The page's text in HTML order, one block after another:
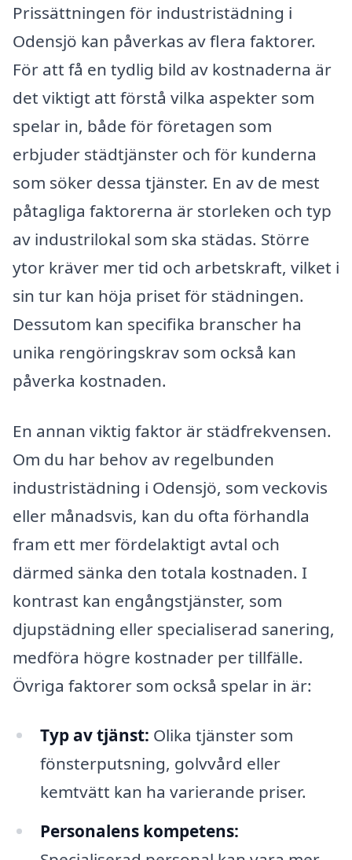
Prissättningen för industristädning i
Odensjö kan påverkas av flera faktorer.
För att få en tydlig bild av kostnaderna är
det viktigt att förstå vilka aspekter som
spelar in, både för företagen som
erbjuder städtjänster och för kunderna
som söker dessa tjänster. En av de mest
påtagliga faktorerna är storleken och typ
av industrilokal som ska städas. Större
ytor kräver mer tid och arbetskraft, vilket i
sin tur kan höja priset för städningen.
Dessutom kan specifika branscher ha
unika rengöringskrav som också kan
påverka kostnaden.
En annan viktig faktor är städfrekvensen.
Om du har behov av regelbunden
industristädning i Odensjö, som veckovis
eller månadsvis, kan du ofta förhandla
fram ett mer fördelaktigt avtal och
därmed sänka den totala kostnaden. I
kontrast kan engångstjänster, som
djupstädning eller specialiserad sanering,
medföra högre kostnader per tillfälle.
Övriga faktorer som också spelar in är:
Typ av tjänst: Olika tjänster som
fönsterputsning, golvvård eller
kemtvätt kan ha varierande priser.
Personalens kompetens: